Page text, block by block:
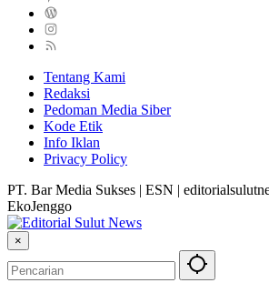
Tentang Kami
Redaksi
Pedoman Media Siber
Kode Etik
Info Iklan
Privacy Policy
PT. Bar Media Sukses | ESN |
EkoJenggo
×